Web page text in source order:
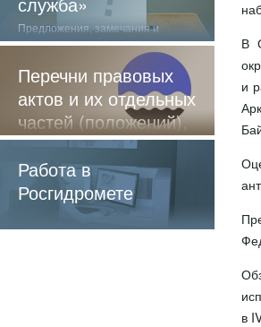
Предложения, замечания и
отзывы о нашей работе
Перечни правовых
актов и их отдельных
частей (положений),
содержащие
обязательные
требования
Работа в
Росгидромете
В
и
в